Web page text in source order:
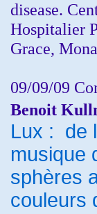
disease.
Hospitalier
Grace,
09/09/09
Benoit
Lux : de
musique
sphères
couleurs